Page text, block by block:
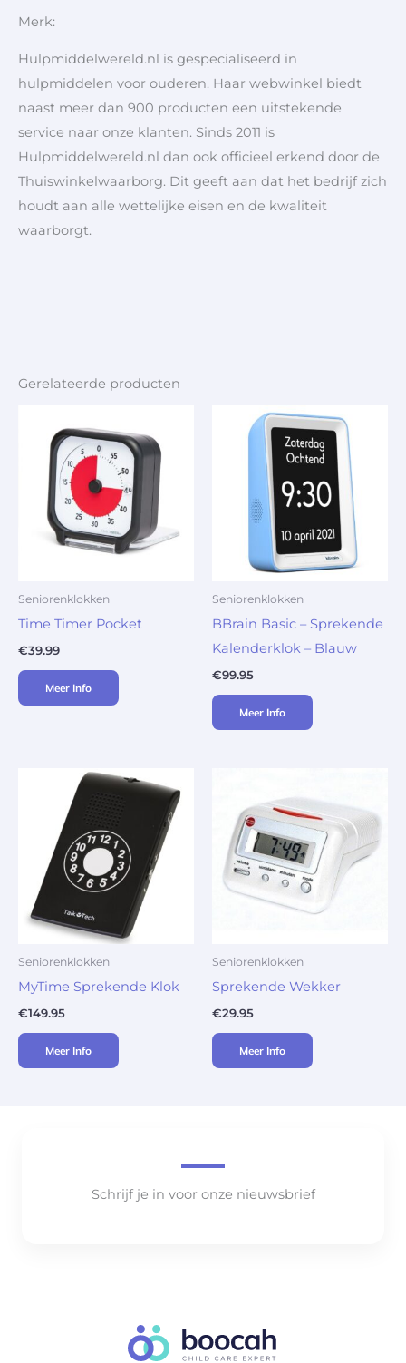
Merk:
Hulpmiddelwereld.nl is gespecialiseerd in
hulpmiddelen voor ouderen. Haar webwinkel biedt
naast meer dan 900 producten een uitstekende
service naar onze klanten. Sinds 2011 is
Hulpmiddelwereld.nl dan ook officieel erkend door de
Thuiswinkelwaarborg. Dit geeft aan dat het bedrijf zich
houdt aan alle wettelijke eisen en de kwaliteit
waarborgt.
Gerelateerde producten
Seniorenklokken
Time Timer Pocket
€39.99
Meer Info
Seniorenklokken
BBrain Basic – Sprekende
Kalenderklok – Blauw
€99.95
Meer Info
Seniorenklokken
MyTime Sprekende Klok
€149.95
Meer Info
Seniorenklokken
Sprekende Wekker
€29.95
Meer Info
Schrijf je in voor onze nieuwsbrief